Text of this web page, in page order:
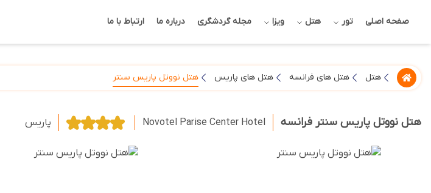
صفحه اصلی تور هتل ویزا مجله گردشگری درباره ما ارتباط با ما
هتل هتل های فرانسه هتل های پاریس هتل نووتل پاریس سنتر
هتل نووتل پاریس سنتر فرانسه Novotel Parise Center Hotel پاریس